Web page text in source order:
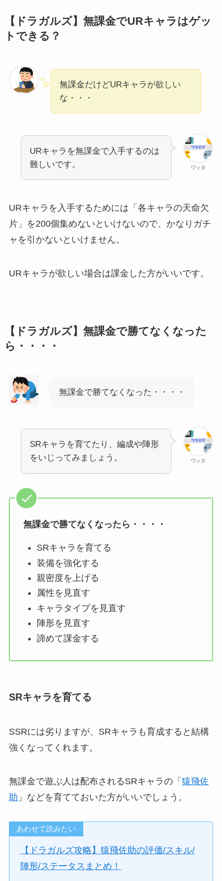
【ドラガルズ】無課金でURキャラはゲッ
トできる？
無課金だけどURキャラが欲しい
な・・・
ワッタ
URキャラを無課金で入手するのは
難しいです。
URキャラを入手するためには「各キャラの天命欠
片」を200個集めないといけないので、かなりガチ
ャを引かないといけません。
URキャラが欲しい場合は課金した方がいいです。
【ドラガルズ】無課金で勝てなくなった
ら・・・・
無課金で勝てなくなった・・・・
ワッタ
SRキャラを育てたり、編成や陣形
をいじってみましょう。
無課金で勝てなくなったら・・・・
SRキャラを育てる
装備を強化する
親密度を上げる
属性を見直す
キャラタイプを見直す
陣形を見直す
諦めて課金する
SRキャラを育てる
SSRには劣りますが、SRキャラも育成すると結構
強くなってくれます。
無課金で遊ぶ人は配布されるSRキャラの「 猿飛佐
助 」などを育てておいた方がいいでしょう。
あわせて読みたい
【ドラガルズ攻略】猿飛佐助の評価/スキル/
陣形/ステータスまとめ！